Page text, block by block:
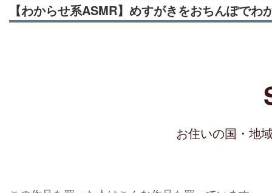
【わからせ系ASMR】めすがきをおちんぽでわ
お住いの国・地